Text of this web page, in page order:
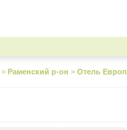
> Раменский р-он > Отель